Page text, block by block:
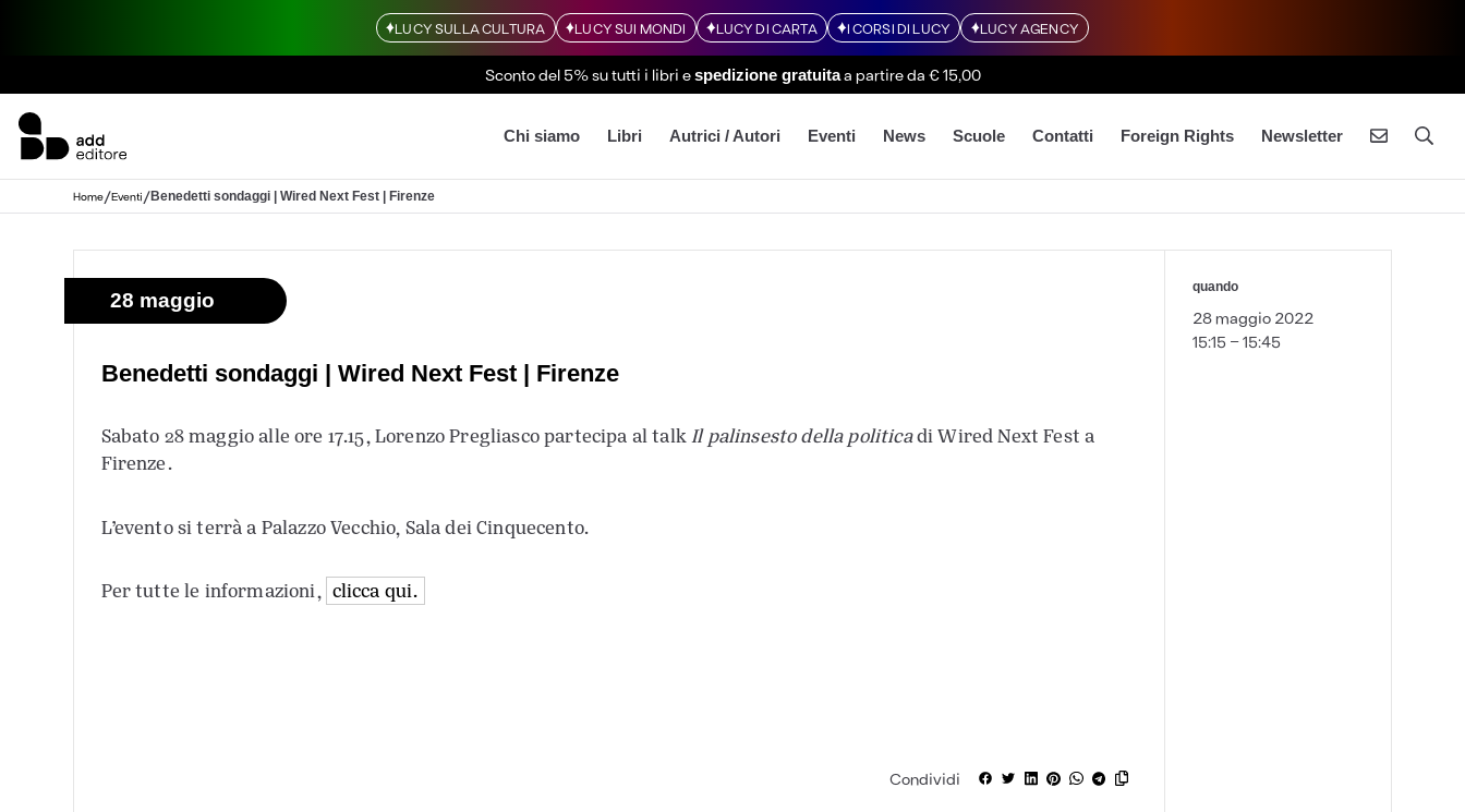
LUCY SULLA CULTURA LUCY SUI MONDI LUCY DI CARTA I CORSI DI LUCY LUCY AGENCY
Sconto del 5% su tutti i libri espedizione gratuitaa partire da € 15,00
Chi siamo Libri Autrici / Autori Eventi News Scuole Contatti Foreign Rights Newsletter
Home/Eventi/Benedetti sondaggi | Wired Next Fest | Firenze
28 maggio
Benedetti sondaggi | Wired Next Fest | Firenze
Sabato 28 maggio alle ore 17.15, Lorenzo Pregliasco partecipa al talkIl palinsesto della politicadi Wired Next Fest a
Firenze.
L’evento si terrà a Palazzo Vecchio, Sala dei Cinquecento.
Per tutte le informazioni, clicca qui.
Condividi
quando
28 maggio 2022
15:15 - 15:45